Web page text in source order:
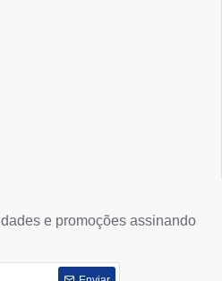
e promoções assinando